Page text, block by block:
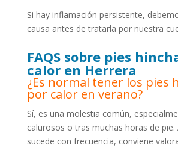
Si hay inflamación persistente,
causa antes de tratarla por nuestra
FAQS sobre pies
calor en Herrera
¿Es normal tener los pies
por calor en verano?
Sí, es una molestia común,
calurosos o tras muchas horas de pie.
sucede con frecuencia, conviene